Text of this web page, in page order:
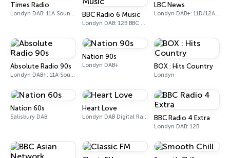
Times Radio
Londyn DAB: 11A Sound Digital BBC Radio 6 Music
Londyn DAB: 12B BBC National DAB
LBC News
Londyn DAB+: 11D/12A Digital One
Absolute Radio 90s
Londyn DAB+: 11A Sound Digital (UK)
Nation 90s
Londyn DAB+ BOX : Hits Country
Londyn
Nation 60s
Salisbury DAB
Heart Love
Londyn DAB Digital Radio BBC Radio 4 Extra
Londyn DAB: 12B